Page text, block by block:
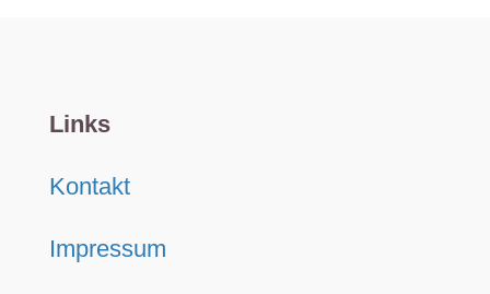
Links
Kontakt
Impressum